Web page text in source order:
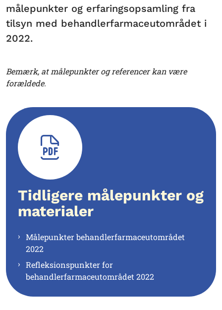
målepunkter og erfaringsopsamling fra
tilsyn med behandlerfarmaceutområdet i
2022.
Bemærk, at målepunkter og referencer kan være
forældede.
Tidligere målepunkter og
materialer
Målepunkter behandlerfarmaceutområdet
2022
Refleksionspunkter for
behandlerfarmaceutområdet 2022